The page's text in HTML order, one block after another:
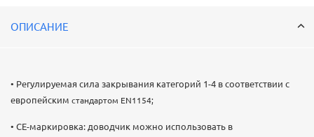
ОПИСАНИЕ
• Регулируемая сила закрывания категорий 1-4 в соответствии с
европейским стандартом EN1154;
• CE-маркировка: доводчик можно использовать в